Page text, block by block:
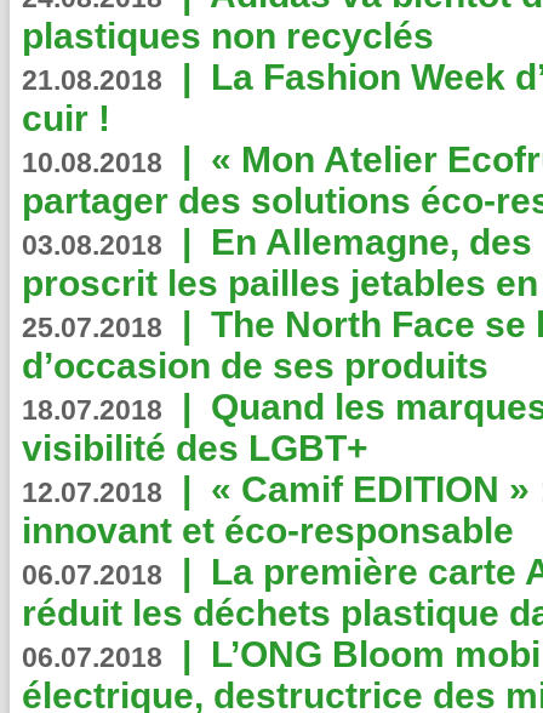
plastiques non recyclés
21.08.2018 | La Fashion Week
cuir !
10.08.2018 | « Mon Atelier
partager des solutions éco-
03.08.2018 | En Allemagne,
proscrit les pailles jetables
25.07.2018 | The North Face se
d’occasion de ses produits
18.07.2018 | Quand les
visibilité des LGBT+
12.07.2018 | « Camif EDITION
innovant et éco-responsable
06.07.2018 | La première carte
réduit les déchets plastique
06.07.2018 | L’ONG Bloom
électrique, destructrice des